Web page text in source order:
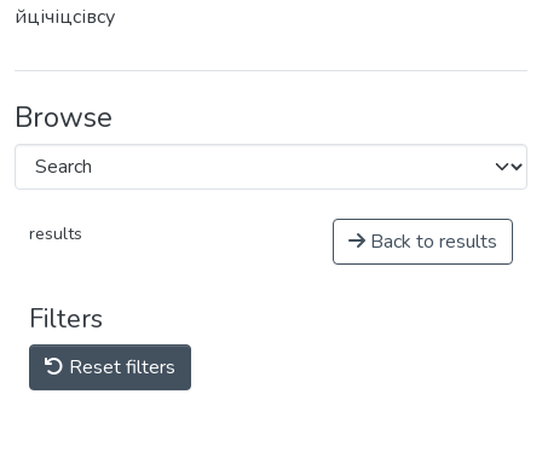
йцічіцсівсу
Browse
results Back to results
Filters
Reset filters